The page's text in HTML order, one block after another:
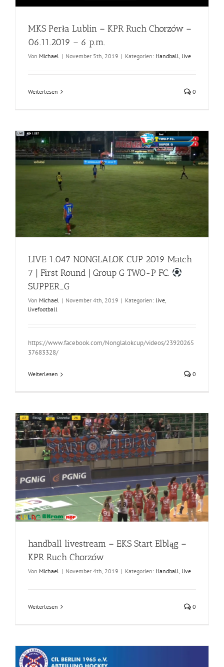
MKS Perła Lublin – KPR Ruch Chorzów –
06.11.2019 – 6 p.m.
Von Michael | November 5th, 2019 | Kategorien: Handball live
Weiterlesen 0
LIVE 1.047 NONGLALOK CUP 2019 Match
7 | First Round | Group G TWO-P FC.
SUPPER_G
Von Michael | November 4th, 2019 | Kategorien: live,
livefootball
https://www.facebook.com/Nonglalokcup/videos/23920265
37683328/
Weiterlesen 0
handball livestream – EKS Start Elbląg –
KPR Ruch Chorzów
Von Michael | November 4th, 2019 | Kategorien: Handball live
Weiterlesen 0